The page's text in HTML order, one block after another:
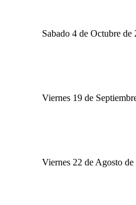
Sabado 4 de Octubre de
Viernes 19 de
Viernes 22 de Agosto de